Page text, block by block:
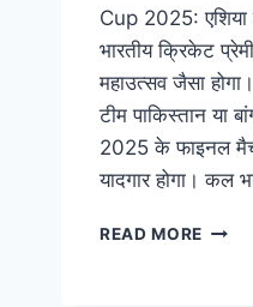
Cup 2025:
भारतीय क्रिकेट
महाउत्सव जैसा
टीम पाकिस्तान या
2025 के फाइनल
यादगार होगा। कल
READ MORE